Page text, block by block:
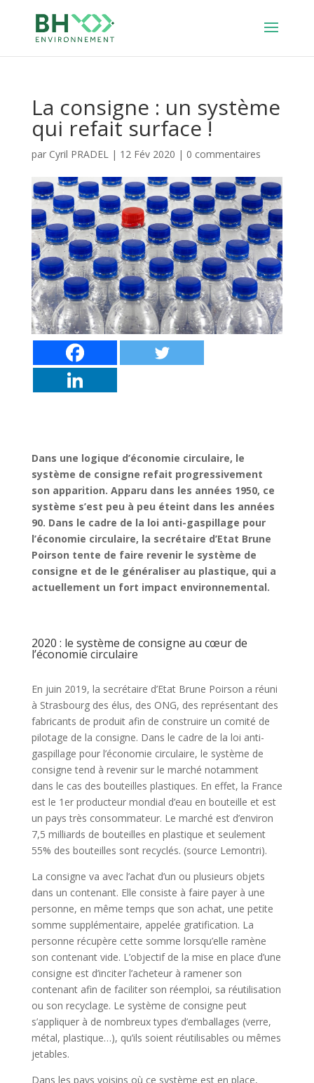
La consigne : un système
qui refait surface !
par Cyril PRADEL| 12 Fév 2020 | 0 commentaires
Dans une logique d’économie circulaire, le
système de consigne refait progressivement
son apparition. Apparu dans les années 1950, ce
système s’est peu à peu éteint dans les années
90. Dans le cadre de la loi anti-gaspillage pour
l’économie circulaire, la secrétaire d’Etat Brune
Poirson tente de faire revenir le système de
consigne et de le généraliser au plastique, qui a
actuellement un fort impact environnemental.
2020 : le système de consigne au cœur de
l’économie circulaire
En juin 2019, la secrétaire d’Etat Brune Poirson a réuni
à Strasbourg des élus, des ONG, des représentant des
fabricants de produit afin de construire un comité de
pilotage de la consigne. Dans le cadre de la loi anti-
gaspillage pour l’économie circulaire, le système de
consigne tend à revenir sur le marché notamment
dans le cas des bouteilles plastiques. En effet, la France
est le 1er producteur mondial d’eau en bouteille et est
un pays très consommateur. Le marché est d’environ
7,5 milliards de bouteilles en plastique et seulement
55% des bouteilles sont recyclés. (source Lemontri).
La consigne va avec l’achat d’un ou plusieurs objets
dans un contenant. Elle consiste à faire payer à une
personne, en même temps que son achat, une petite
somme supplémentaire, appelée gratification. La
personne récupère cette somme lorsqu’elle ramène
son contenant vide. L’objectif de la mise en place d’une
consigne est d’inciter l’acheteur à ramener son
contenant afin de faciliter son réemploi, sa réutilisation
ou son recyclage. Le système de consigne peut
s’appliquer à de nombreux types d’emballages (verre,
métal, plastique…), qu’ils soient réutilisables ou mêmes
jetables.
Dans les pays voisins où ce système est en place,